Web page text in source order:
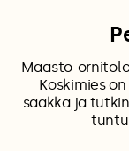
Maasto-
Koskimies
saakka ja